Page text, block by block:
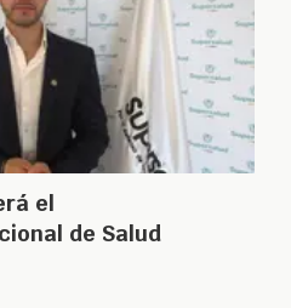
el
de Salud